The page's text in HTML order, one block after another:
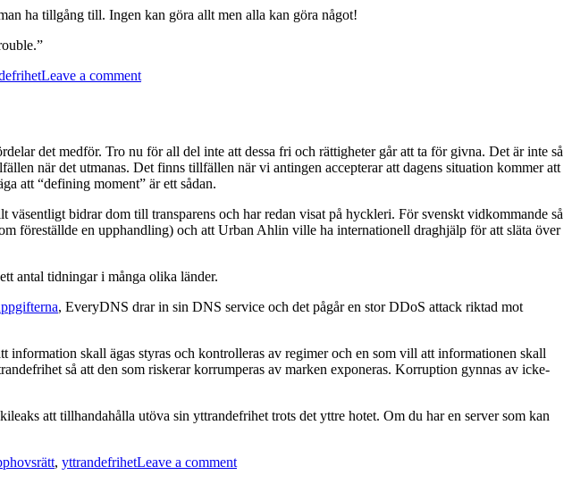
ha tillgång till. Ingen kan göra allt men alla kan göra något!
Leave a commenton
det medför. Tro nu för all del inte att dessa fri och rättigheter går att ta för givna. Det är inte så
när det utmanas. Det finns tillfällen när vi antingen accepterar att dagens situation kommer att
att “defining moment” är ett sådan.
bidrar dom till transparens och har redan visat på hyckleri. För svenskt vidkommande så
föreställde en upphandling) och att Urban Ahlin ville ha internationell draghjälp för att släta över
antal tidningar i många olika länder.
, EveryDNS drar in sin DNS service och det pågår en stor DDoS attack riktad mot
skall ägas styras och kontrolleras av regimer och en som vill att informationen skall
så att den som riskerar korrumperas av marken exponeras. Korruption gynnas av icke-
att tillhandahålla utöva sin yttrandefrihet trots det yttre hotet. Om du har en server som kan
, yttrandefrihetLeave a commenton